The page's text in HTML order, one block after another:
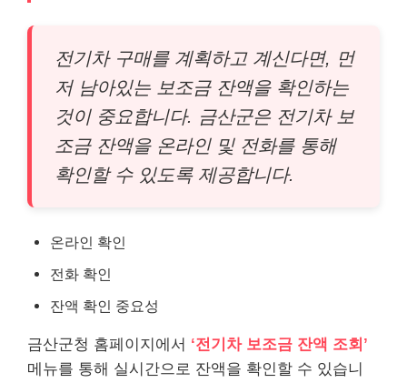
전기차 구매를 계획하고 계신다면, 먼
저 남아있는 보조금 잔액을 확인하는
것이 중요합니다. 금산군은 전기차 보
조금 잔액을 온라인 및 전화를 통해
확인할 수 있도록 제공합니다.
온라인 확인
전화 확인
잔액 확인 중요성
금산군청 홈페이지에서 ‘전기차 보조금 잔액 조회’
메뉴를 통해 실시간으로 잔액을 확인할 수 있습니